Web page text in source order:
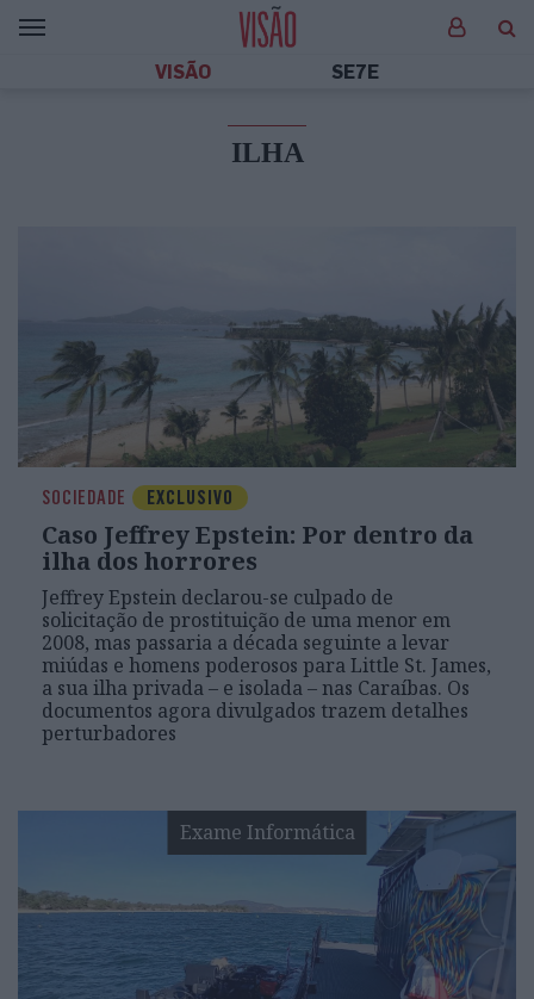
VISÃO SE7E
ILHA
SOCIEDADE EXCLUSIVO
Caso Jeffrey Epstein: Por dentro da
ilha dos horrores
Jeffrey Epstein declarou-se culpado de
solicitação de prostituição de uma menor em
2008, mas passaria a década seguinte a levar
miúdas e homens poderosos para Little St. James,
a sua ilha privada – e isolada – nas Caraíbas. Os
documentos agora divulgados trazem detalhes
perturbadores
Exame Informática